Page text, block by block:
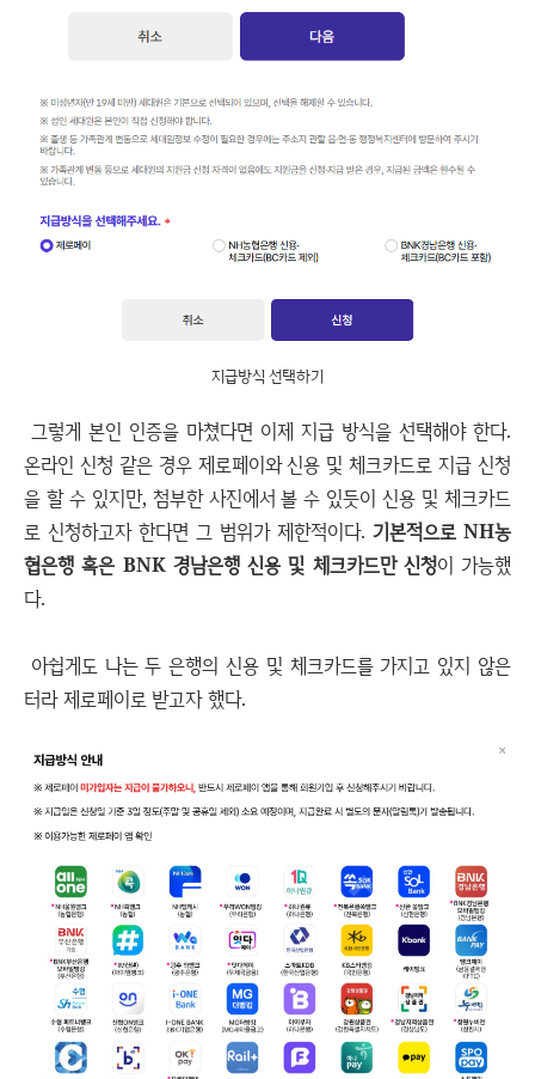
지급방식 선택하기
그렇게 본인 인증을 마쳤다면 이제 지급 방식을 선택해야 한다.
온라인 신청 같은 경우 제로페이와 신용 및 체크카드로 지급 신청
을 할 수 있지만, 첨부한 사진에서 볼 수 있듯이 신용 및 체크카드
로 신청하고자 한다면 그 범위가 제한적이다. 기본적으로 NH농
협은행 혹은 BNK 경남은행 신용 및 체크카드만 신청이 가능했
다.
아쉽게도 나는 두 은행의 신용 및 체크카드를 가지고 있지 않은
터라 제로페이로 받고자 했다.